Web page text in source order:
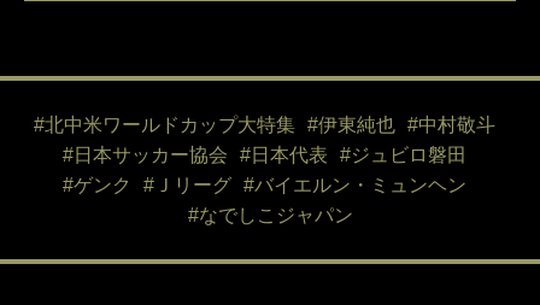
#北中米ワールドカップ大特集 #伊東純也
#中村敬斗
#日本サッカー協会
#日本代表
#ジュビロ磐田
#ゲンク
#Ｊリーグ
#バイエルン・ミュンヘン
#なでしこジャパン